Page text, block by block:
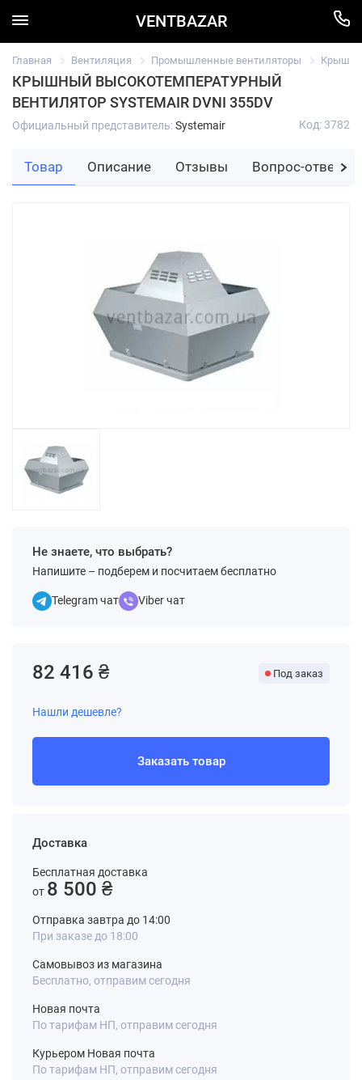
VENTBAZAR
Главная Вентиляция Промышленные вентиляторы
КРЫШНЫЙ ВЫСОКОТЕМПЕРАТУРНЫЙ
ВЕНТИЛЯТОР SYSTEMAIR DVNI 355DV
Официальный представитель:Systemair Код: 3782
Не знаете, что выбрать?
Напишите – подберем и посчитаем бесплатно
Telegram чат Viber чат
Доставка
Бесплатная доставка
от 8 500 ₴
Отправка завтра до 14:00
При заказе до 18:00
Самовывоз из магазина
Бесплатно, отправим сегодня
Новая почта
По тарифам НП, отправим сегодня
Курьером Новая почта
По тарифам НП, отправим сегодня
82 416 ₴ Под заказ
Нашли дешевле?
Заказать товар
Товар Описание Отзывы Вопрос-ответ